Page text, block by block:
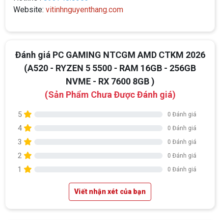
Website: vitinhnguyenthang.com
Đánh giá PC GAMING NTCGM AMD CTKM 2026
(A520 - RYZEN 5 5500 - RAM 16GB - 256GB
NVME - RX 7600 8GB )
(Sản Phẩm Chưa Được Đánh giá)
5 0 Đánh giá
4 0 Đánh giá
3 0 Đánh giá
2 0 Đánh giá
1 0 Đánh giá
Viết nhận xét của bạn